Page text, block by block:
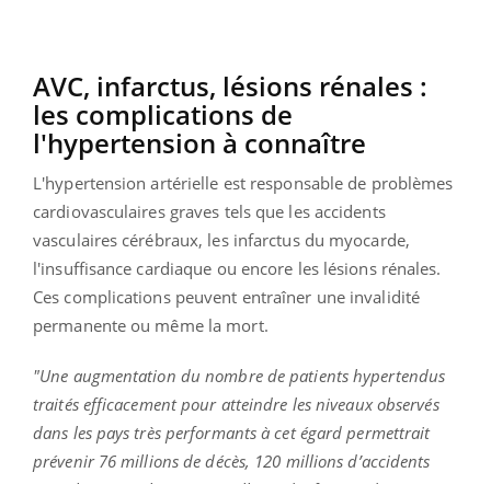
AVC, infarctus, lésions rénales :
les complications de
l'hypertension à connaître
L'hypertension artérielle est responsable de problèmes
cardiovasculaires graves tels que les accidents
vasculaires cérébraux, les infarctus du myocarde,
l'insuffisance cardiaque ou encore les lésions rénales.
Ces complications peuvent entraîner une invalidité
permanente ou même la mort.
"Une augmentation du nombre de patients hypertendus
traités efficacement pour atteindre les niveaux observés
dans les pays très performants à cet égard permettrait
prévenir 76 millions de décès, 120 millions d’accidents